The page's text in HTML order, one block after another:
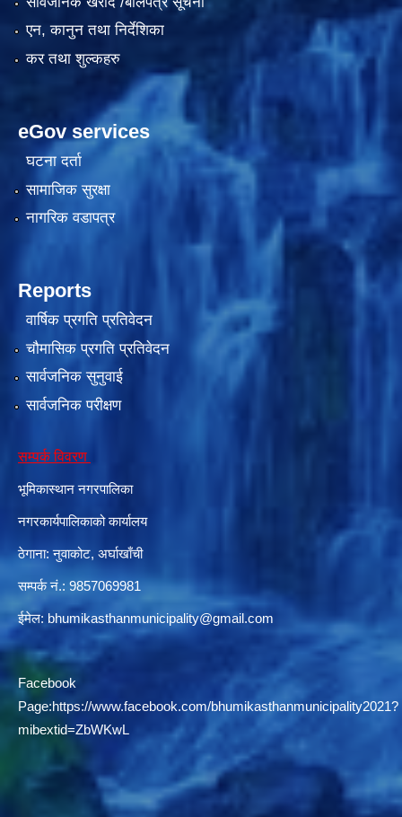
एन, कानुन तथा निर्देशिका
कर तथा शुल्कहरु
eGov services
घटना दर्ता
सामाजिक सुरक्षा
नागरिक वडापत्र
Reports
वार्षिक प्रगति प्रतिवेदन
चौमासिक प्रगति प्रतिवेदन
सार्वजनिक सुनुवाई
सार्वजनिक परीक्षण
सम्पर्क विवरण
भूमिकास्थान नगरपालिका
नगरकार्यपालिकाको कार्यालय
ठेगाना: नुवाकोट, अर्घाखाँची
सम्पर्क नं.: 9857069981
ईमेल: bhumikasthanmunicipality@gmail.com
Facebook
Page:https://www.facebook.com/bhumikasthanmunicipality2021?
mibextid=ZbWKwL